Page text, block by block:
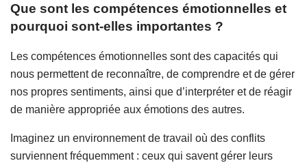
Que sont les compétences émotionnelles et
pourquoi sont-elles importantes ?
Les compétences émotionnelles sont des capacités qui
nous permettent de reconnaître, de comprendre et de gérer
nos propres sentiments, ainsi que d’interpréter et de réagir
de manière appropriée aux émotions des autres.
Imaginez un environnement de travail où des conflits
surviennent fréquemment : ceux qui savent gérer leurs